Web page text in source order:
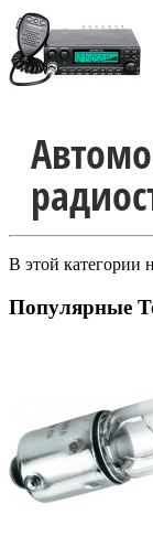
В этой категории
Популярные